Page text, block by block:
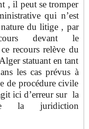
, il peut se tromper
qui n’est
du litige , par
devant le
recours relève du
statuant en tant
les cas prévus à
de procédure civile
ici d’erreur sur la
la juridiction